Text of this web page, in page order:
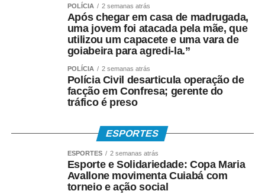
jogos. Essas mudanças ampliam as oportunidades de
participação, valorizam os espaços públicos do município
e tornam a competição ainda mais atrativa para atletas,
familiares e espectadores. O esporte tem a capacidade
de unir pessoas, promover inclusão e contribuir para a
qualidade de vida da população”, explicou.
Os 34º Jogos Olímpicos de Sinop e os 3º Jogos
Festeja Sinop 2026. Promovido pela Prefeitura de Sinop,
de setembro, em celebração aos 52 anos de fundação do
município. O calendário oficial das festividades será
divulgado nos próximos dias pela Prefeitura de Sinop.
POLÍCIA 2 semanas atrás
Após chegar em casa de madrugada,
uma jovem foi atacada pela mãe, que
utilizou um capacete e uma vara de
goiabeira para agredi-la.”
POLÍCIA 2 semanas atrás
Polícia Civil desarticula operação de
facção em Confresa; gerente do
tráfico é preso
ESPORTES
ESPORTES 2 semanas atrás
Esporte e Solidariedade: Copa Maria
Avallone movimenta Cuiabá com
torneio e ação social